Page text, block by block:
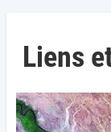
Liens